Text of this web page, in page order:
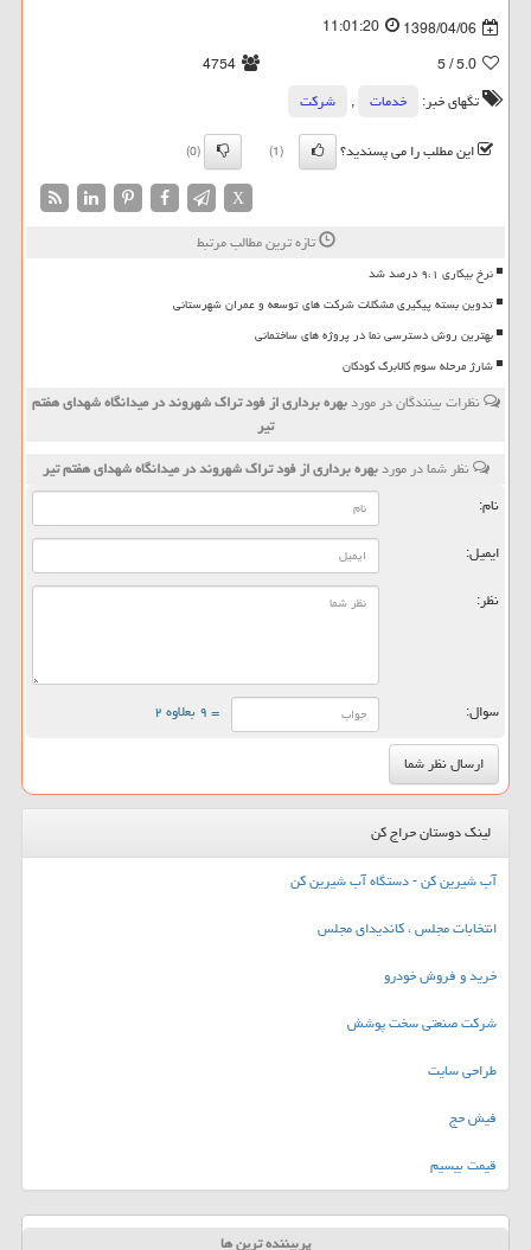
1398/04/06
11:01:20
5.0
/ 5
4754
تگهای خبر:
خدمات ,
شركت
این مطلب را می پسندید؟
(1)
(0)
X
تازه ترین مطالب مرتبط
نرخ بیکاری ۹،۱ درصد شد
تدوین بسته پیگیری مشکلات شرکت های توسعه و عمران شهرستانی
بهترین روش دسترسی نما در پروژه های ساختمانی
شارژ مرحله سوم کالابرگ کودکان
نظرات بینندگان در موردبهره برداری از فود تراك شهروند در میدانگاه شهدای هفتم
تیر
نظر شما در موردبهره برداری از فود تراك شهروند در میدانگاه شهدای هفتم تیر
نام:
ایمیل:
نظر:
سوال: = ۹ بعلاوه ۲
لینک دوستان حراج کن
آب شیرین کن - دستگاه آب شیرین کن
انتخابات مجلس ، کاندیدای مجلس
خرید و فروش خودرو
شرکت صنعتی سخت پوشش
طراحی سایت
فیش حج
قیمت بیسیم
پربیننده ترین ها